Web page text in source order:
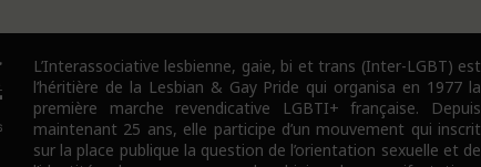
L’Interassociative lesbienne, gaie, bi et trans (Inter-LGBT) est
l’héritière de la Lesbian & Gay Pride qui organisa en 1977 la
première marche revendicative LGBTI+ française. Depuis
maintenant 25 ans, elle participe d’un mouvement qui inscrit
sur la place publique la question de l’orientation sexuelle et de